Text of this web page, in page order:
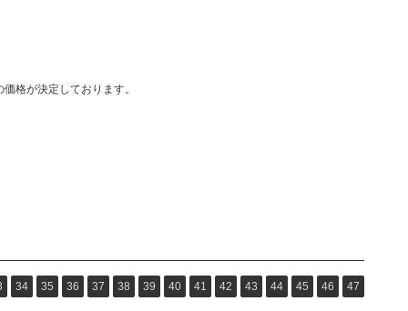
格が決定しております。
34 35 36 37 38 39 40 41 42 43 44 45 46 47